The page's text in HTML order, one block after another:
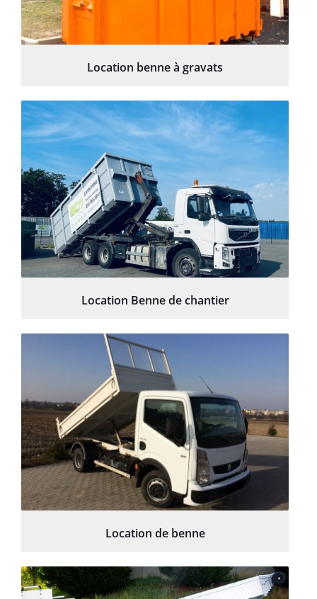
Location benne à gravats
Location Benne de chantier
Location de benne